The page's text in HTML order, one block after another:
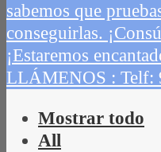
sabemos que
conseguirlas.
¡Estaremos
LLÁMENOS : Telf:
Mostrar todo
All